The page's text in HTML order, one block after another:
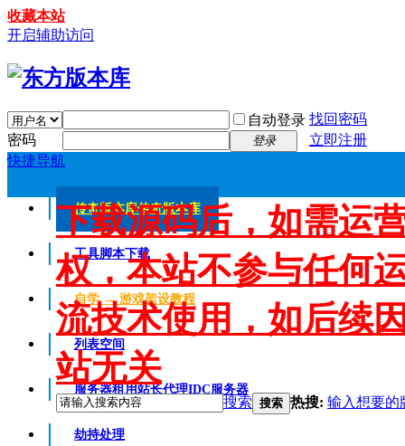
收藏本站
开启辅助访问
自动登录 找回密码
密码
登录
立即注册
快捷导航
传奇版本库传奇版本库
工具脚本下载
自学 → 游戏架设教程
列表空间
服务器租用站长代理IDC服务器
劫持处理
下载源码后，如需运
权，本站不参与任何
流技术使用，如后续
站无关
搜索 搜索 热搜: 输入想要的